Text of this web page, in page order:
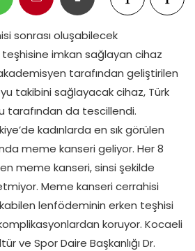
sonrası oluşabilecek
imkan sağlayan cihaz
tarafından geliştirilen
takibini sağlayacak cihaz, Türk
tarafından da tescillendi.
kadınlarda en sık görülen
meme kanseri geliyor. Her 8
meme kanseri, sinsi şekilde
Meme kanseri cerrahisi
lenfödeminin erken teşhisi
koruyor. Kocaeli
ve Spor Daire Başkanlığı Dr.